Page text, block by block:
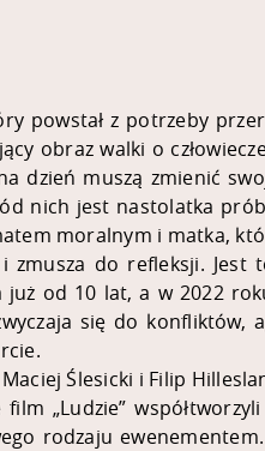
powstał z potrzeby
obraz walki o
dzień muszą zmienić
nich jest nastolatka
moralnym i matka,
zmusza do refleksji.
już od 10 lat, a w 2022
się do konfliktów,
Ślesicki i Filip
film „Ludzie”
rodzaju